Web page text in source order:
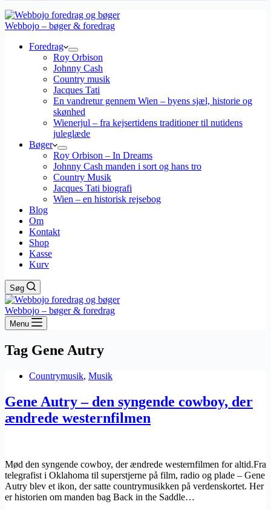
Webbojo – bøger & foredrag
Foredrag
Roy Orbison
Johnny Cash
Country musik
Jacques Tati
En vandretur gennem Wien – byens sjæl, historie og
skønhed
Wienerjul – fra kejsertidens traditioner til nutidens
juleglæde
Bøger
Roy Orbison – In Dreams
Johnny Cash manden i sort og hans tro
Country Musik
Jacques Tati biografi
Wien – en historisk rejsebog
Blog
Om
Kontakt
Shop
Kasse
Kurv
Søg
Webbojo – bøger & foredrag
Menu
Tag Gene Autry
Countrymusik, Musik
Gene Autry – den syngende cowboy, der
ændrede westernfilmen
Mød den syngende cowboy, der ændrede westernfilmen for altid.Fra
telegrafist i Oklahoma til superstjerne på film, radio og plade – Gene
Autry blev et ikon, der satte countrymusikken på verdenskortet. Her
er historien om manden bag Back in the Saddle…